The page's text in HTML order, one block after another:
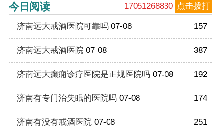
17051268830 点击拨打
今日阅读
157
济南远大戒酒医院可靠吗 07-08
387
济南远大戒酒医院 07-08
192
济南远大癫痫诊疗医院是正规医院吗 07-08
174
济南有专门治失眠的医院吗 07-08
251
济南有没有戒酒医院 07-08